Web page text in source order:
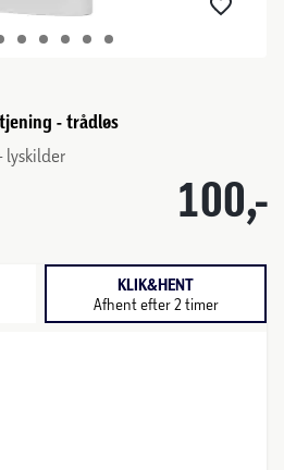
- trådløs
lyskilder
100,-
KLIK&HENT
Afhent efter 2 timer